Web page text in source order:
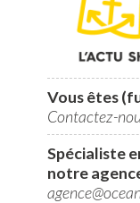
Vous êtes
Contactez-
Spécialiste
notre